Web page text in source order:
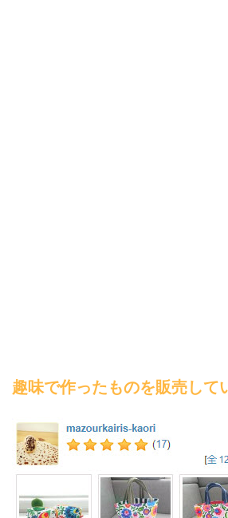
趣味で作ったものを販売して